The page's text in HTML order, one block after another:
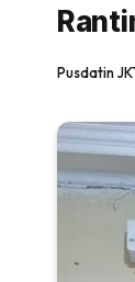
Pusdatin